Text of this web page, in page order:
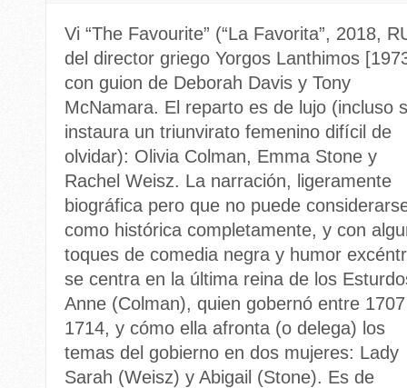
Vi “The Favourite” (“La Favorita”, 2018,
del director griego Yorgos Lanthimos
con guion de Deborah Davis y Tony
McNamara. El reparto es de lujo (incluso
instaura un triunvirato femenino difícil de
olvidar): Olivia Colman, Emma Stone y
Rachel Weisz. La narración, ligeramente
biográfica pero que no puede
como histórica completamente, y con
toques de comedia negra y humor
se centra en la última reina de los
Anne (Colman), quien gobernó entre
1714, y cómo ella afronta (o delega) los
temas del gobierno en dos mujeres: Lady
Sarah (Weisz) y Abigail (Stone). Es de